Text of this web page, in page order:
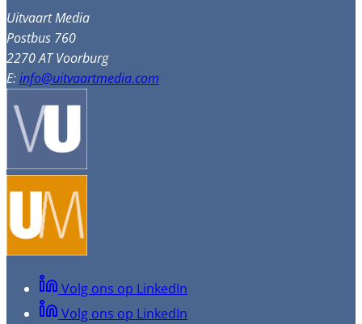
Uitvaart Media
Postbus 760
2270 AT Voorburg
E:info@uitvaartmedia.com
Volg ons op LinkedIn
Volg ons op LinkedIn